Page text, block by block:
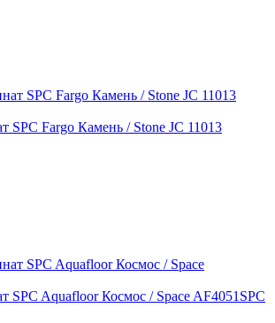
SPC Fargo Камень / Stone JC 11013
SPC Aquafloor Космос / Space AF4051SPC